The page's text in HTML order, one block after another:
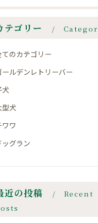
テゴリー
てのカテゴリー
ールデンレトリーバー
犬
型犬
ワワ
ッグラン
近の投稿
Recent